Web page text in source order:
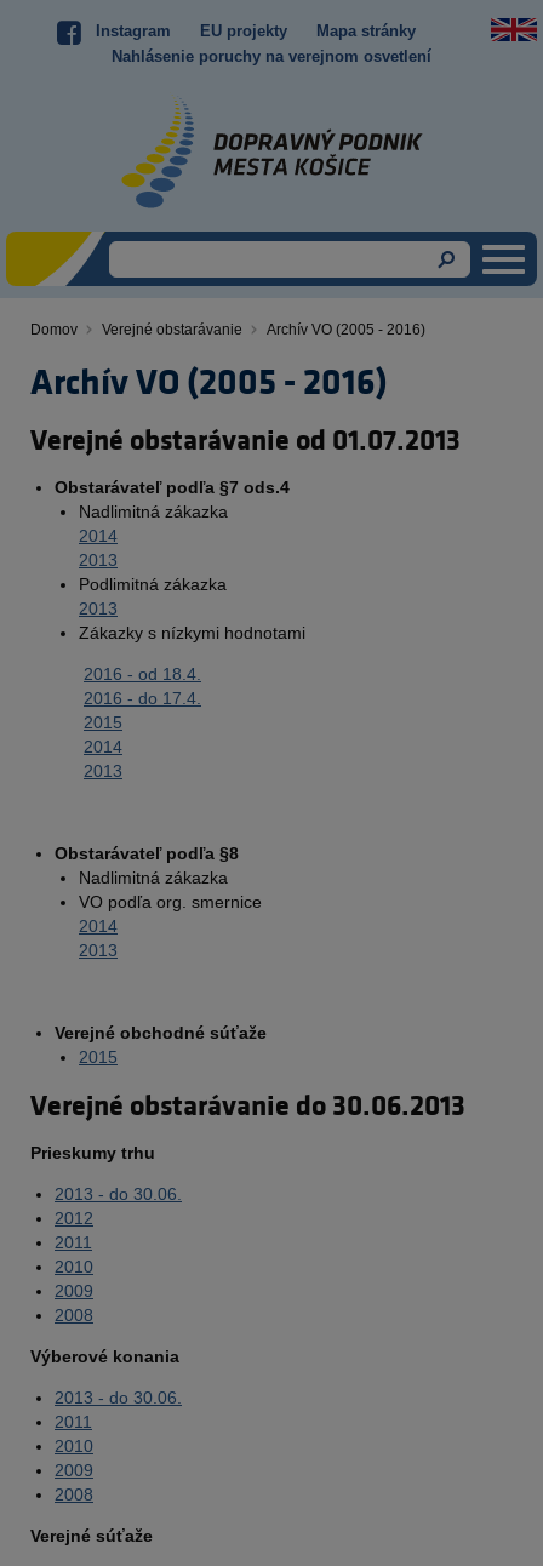
Instagram EU projekty
Mapa stránky
Nahlásenie poruchy na verejnom osvetlení
Domov Verejné obstarávanie Archív VO (2005 - 2016)
Archív VO (2005 - 2016)
Verejné obstarávanie od 01.07.2013
Obstarávateľ podľa §7 ods.4
Nadlimitná zákazka
2014
2013
Podlimitná zákazka
2013
Zákazky s nízkymi hodnotami
2016 - od 18.4.
2016 - do 17.4.
2015
2014
2013
Obstarávateľ podľa §8
Nadlimitná zákazka
VO podľa org. smernice
2014
2013
Verejné obchodné súťaže
2015
Verejné obstarávanie do 30.06.2013
Prieskumy trhu
2013 - do 30.06.
2012
2011
2010
2009
2008
Výberové konania
2013 - do 30.06.
2011
2010
2009
2008
Verejné súťaže